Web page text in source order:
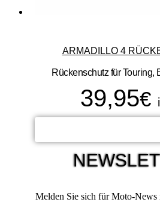
ARMADILLO 4
Rückenschutz für Touring,
39,95€
Melden Sie sich für Moto-News